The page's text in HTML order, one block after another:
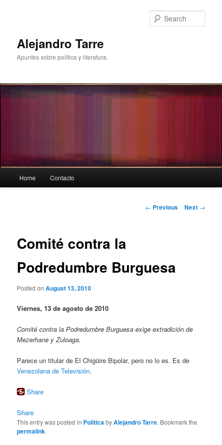
Alejandro Tarre
Apuntes sobre política y literatura.
Home Contacto
Post
← Previous Next →
Comité contra la
Podredumbre Burguesa
Posted onAugust 13, 2010
Viernes, 13 de agosto de 2010
Comité contra la Podredumbre Burguesa exige extradición de
Mezerhane y Zuloaga.
Parece un titular de El Chigüire Bipolar, pero no lo es. Es de
Venezolana de Televisión.
Share
Share
This entry was posted in PolíticabyAlejandro Tarre. Bookmark the
permalink.